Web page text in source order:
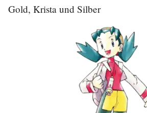
Gold, Krista und Silber